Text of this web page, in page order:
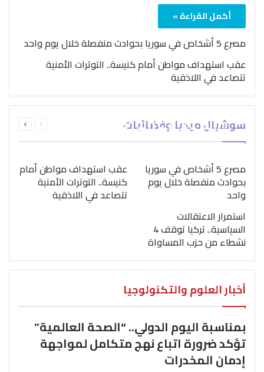
أكمل القراءة »
مصرع 5 أشخاص في سوريا بحوادث منفصلة خلال يوم واحد
عقب استهداف مواطن أمام كنيسة.. التوترات الأمنية
تتصاعد في اللاذقية
سوشيال ميديا وفضائيات الصفحةالصفحة
بمناسبة اليوم الدولي..
“الصحة العالمية” تؤكد
ضرورة اتباع نهج متكامل
لمواجهة إدمان المخدرات
مصرع 5 أشخاص في سوريا
بحوادث منفصلة خلال يوم
واحد
عقب استهداف مواطن أمام
كنيسة.. التوترات الأمنية
تتصاعد في اللاذقية
استمرار الاعتقالات
السياسية.. تركيا توقف 4
نشطاء من حزب المساواة
أخبار العلوم والتكنولوجيا
بمناسبة اليوم الدولي.. “الصحة العالمية”
تؤكد ضرورة اتباع نهج متكامل لمواجهة
إدمان المخدرات